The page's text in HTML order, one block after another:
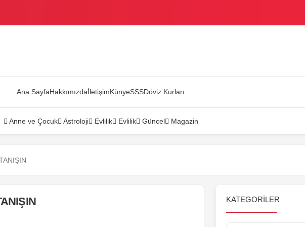
Ana SayfaHakkımızdaİletişimKünyeSSSDöviz Kurları
Anne ve Çocuk Astroloji Evlilik Evlilik Güncel Magazin
KATEGORILER